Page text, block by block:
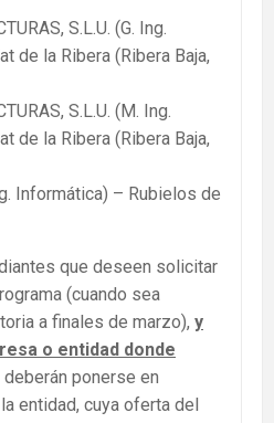
S.L.U. (G. Ing.
de la Ribera (Ribera Baja,
S.L.U. (M. Ing.
de la Ribera (Ribera Baja,
Informática) – Rubielos de
que deseen solicitar
(cuando sea
a finales de marzo), y
o entidad donde
deberán ponerse en
entidad, cuya oferta del